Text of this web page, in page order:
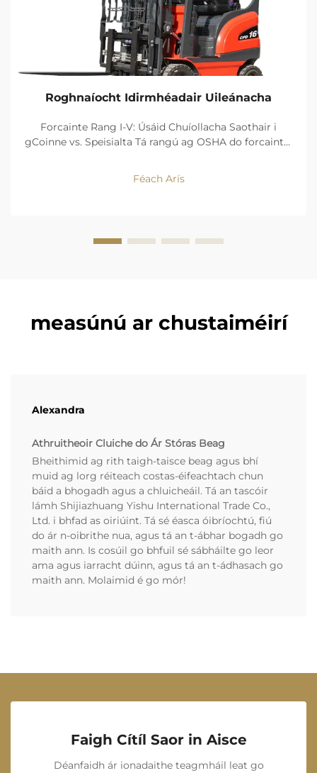
Roghnaíocht Idirmhéadair Uileánacha
Forcainte Rang I-V: Úsáid Chuíollacha Saothair i
gCoinne vs. Speisialta Tá rangú ag OSHA do forcaintí i
Coinneann na sochair a bhaineann le neodracht
ascaill, agus cruinneas bogadh Rang I (forcan
Féach Arís
measúnú ar chustaiméirí
Alexandra
Athruitheoir Cluiche do Ár Stóras Beag
Bheithimid ag rith taigh-taisce beag agus bhí
muid ag lorg réiteach costas-éifeachtach chun
báid a bhogadh agus a chluicheáil. Tá an tascóir
lámh Shijiazhuang Yishu International Trade Co.,
Ltd. i bhfad as oiriúint. Tá sé éasca óibríochtú, fiú
do ár n-oibrithe nua, agus tá an t-ábhar bogadh go
maith ann. Is cosúil go bhfuil sé sábháilte go leor
ama agus iarracht dúinn, agus tá an t-ádhasach go
maith ann. Molaimid é go mór!
Faigh Cítíl Saor in Aisce
Déanfaidh ár ionadaithe teagmháil leat go